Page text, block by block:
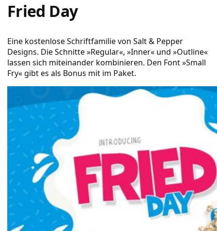
Fried Day
Eine kostenlose Schriftfamilie von Salt & Pepper
Designs. Die Schnitte »Regular«, »Inner« und »Outline«
lassen sich miteinander kombinieren. Den Font »Small
Fry« gibt es als Bonus mit im Paket.